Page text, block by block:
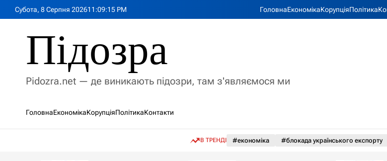
Субота, 8 Серпня 202611 :09:16 PM ГоловнаЕкономікаКорупціяПолітика
Підозра
Pidozra.net — де виникають підозри, там з'являємося ми
ГоловнаЕкономікаКорупціяПолітикаКонтакти
В ТРЕНДІ #економіка #блокада українського експорту